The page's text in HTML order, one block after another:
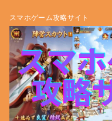
スマホゲーム攻略サイト